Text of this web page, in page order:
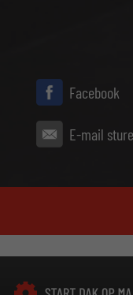
Facebook
E-mail